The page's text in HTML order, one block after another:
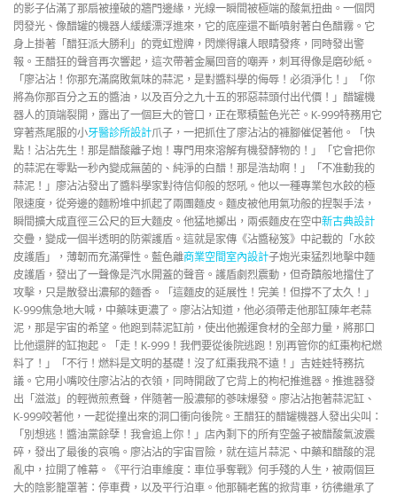
的影子佔滿了那扇被撞破的牆門邊緣，光線一瞬間被極端的酸氣扭曲。一個閃
閃發光、像醋罐的機器人緩緩漂浮進來，它的底座還不斷噴射著白色醋霧。它
身上掛著「醋狂派大勝利」的霓虹燈牌，閃爍得讓人眼睛發疼，同時發出警
報。王醋狂的聲音再次響起，這次帶著金屬回音的嘲弄，刺耳得像是磨砂紙。
「廖沾沾！你那充滿腐敗氣味的蒜泥，是對醬料學的侮辱！必須淨化！」「你
將為你那百分之五的醬油，以及百分之九十五的邪惡蒜頭付出代價！」醋罐機
器人的頂端裂開，露出了一個巨大的管口，正在聚積藍色光芒。K-999特務用它
穿著燕尾服的小牙醫診所設計爪子，一把抓住了廖沾沾的褲腳催促著他。「快
點！沾沾先生！那是醋酸離子炮！專門用來溶解有機發酵物的！」「它會把你
的蒜泥在零點一秒內變成無菌的、純淨的白醋！那是浩劫啊！」「不准動我的
蒜泥！」廖沾沾發出了醬料學家對待信仰般的怒吼。他以一種專業包水餃的極
限速度，從旁邊的麵粉堆中抓起了兩團麵皮。麵皮被他用氣功般的捏製手法，
瞬間擴大成直徑三公尺的巨大麵皮。他猛地擲出，兩張麵皮在空中新古典設計
交疊，變成一個半透明的防禦護盾。這就是家傳《沾醬秘笈》中記載的「水餃
皮護盾」，薄韌而充滿彈性。藍色離商業空間室內設計子炮光束猛烈地擊中麵
皮護盾，發出了一聲像是汽水開蓋的聲音。護盾劇烈震動，但奇蹟般地擋住了
攻擊，只是散發出濃郁的麵香。「這麵皮的延展性！完美！但撐不了太久！」
K-999焦急地大喊，中藥味更濃了。廖沾沾知道，他必須帶走他那缸陳年老蒜
泥，那是宇宙的希望。他跑到蒜泥缸前，使出他搬運食材的全部力量，將那口
比他還胖的缸抱起。「走！K-999！我們要從後院逃跑！別再管你的紅棗枸杞燃
料了！」「不行！燃料是文明的基礎！沒了紅棗我飛不遠！」吉娃娃特務抗
議。它用小嘴咬住廖沾沾的衣領，同時開啟了它背上的枸杞推進器。推進器發
出「滋滋」的輕微煎煮聲，伴隨著一股濃郁的蔘味爆發。廖沾沾抱著蒜泥缸、
K-999咬著他，一起從撞出來的洞口衝向後院。王醋狂的醋罐機器人發出尖叫：
「別想逃！醬油黨餘孽！我會追上你！」店內剩下的所有空盤子被醋酸氣波震
碎，發出了最後的哀鳴。廖沾沾的宇宙冒險，就在這片蒜泥、中藥和醋酸的混
亂中，拉開了帷幕。《平行泊車維度：車位爭奪戰》何手殘的人生，被兩個巨
大的陰影籠罩著：停車費，以及平行泊車。他那輛老舊的掀背車，彷彿繼承了